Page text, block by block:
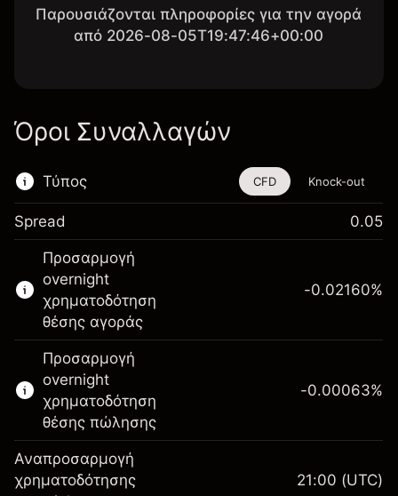
Παρουσιάζονται πληροφορίες για την αγορά
από 2026-08-05T19:47:46+00:00
Όροι Συναλλαγών
Τύπος
Αυτό το χρηματοοικονομικό εργαλείο είναι
διαθέσιμο για διαπραγμάτευση μέσω CFDs
και Knock-outs.
Μάθετε περισσότερα σχετικά με:
CFDs
Knock-outs
CFD Knock-out
Spread 0.05
Προσαρμογή
overnight
χρηματοδότηση
θέσης αγοράς
Περιθώριο. Η επένδυσή
$1,000.00
-0.02160%
Προσαρμογή
overnight
χρηματοδότηση
θέσης πώλησης
-0.00063%
Αναπροσαρμογή
χρηματοδότησης
21:00 (UTC)